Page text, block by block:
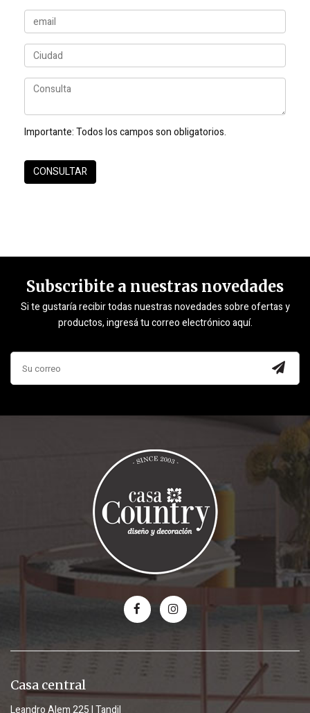
Importante:Todos los campos son obligatorios.
Subscribite a nuestras novedades
Si te gustaría recibir todas nuestras novedades sobre ofertas y
productos, ingresá tu correo electrónico aquí.
Casa central